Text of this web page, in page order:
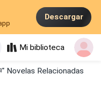
Descargar
Mi biblioteca
Novelas Relacionadas